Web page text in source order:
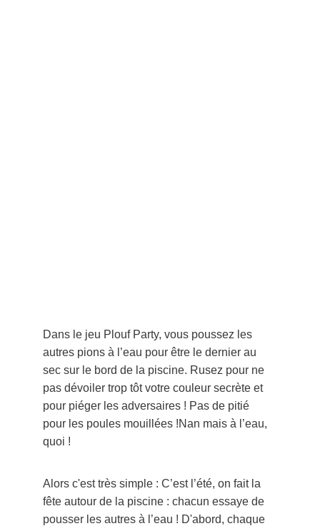
Dans le jeu Plouf Party, vous poussez les
autres pions à l’eau pour être le dernier au
sec sur le bord de la piscine. Rusez pour ne
pas dévoiler trop tôt votre couleur secrète et
pour piéger les adversaires ! Pas de pitié
pour les poules mouillées !Nan mais à l’eau,
quoi !
Alors c'est très simple : C’est l’été, on fait la
fête autour de la piscine : chacun essaye de
pousser les autres à l’eau ! D'abord, chaque